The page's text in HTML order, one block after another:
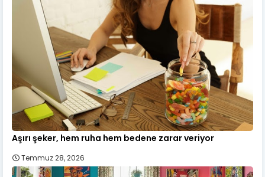
Aşırı şeker, hem ruha hem bedene zarar veriyor
Temmuz 28, 2026